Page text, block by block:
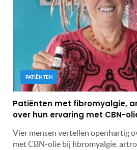
PATIËNTEN
Patiënten met fibromyalgie,
over hun ervaring met CBN-
Vier mensen vertellen openhartig
met CBN-olie bij fibromyalgie,